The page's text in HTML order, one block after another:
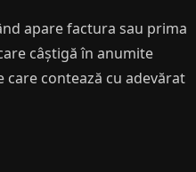
apare factura sau prima
câștigă în anumite
contează cu adevărat